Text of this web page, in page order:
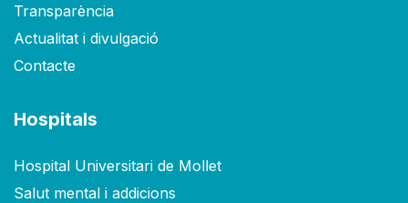
Transparència
Actualitat i divulgació
Contacte
Hospitals
Hospital Universitari de Mollet
Salut mental i addicions